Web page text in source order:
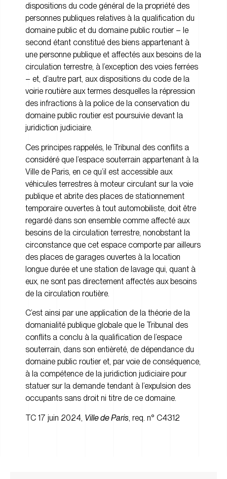
dispositions du code général de la propriété des
personnes publiques relatives à la qualification du
domaine public et du domaine public routier – le
second étant constitué des biens appartenant à
une personne publique et affectés aux besoins de la
circulation terrestre, à l’exception des voies ferrées
– et, d’autre part, aux dispositions du code de la
voirie routière aux termes desquelles la répression
des infractions à la police de la conservation du
domaine public routier est poursuivie devant la
juridiction judiciaire.
Ces principes rappelés, le Tribunal des conflits a
considéré que l’espace souterrain appartenant à la
Ville de Paris, en ce qu’il est accessible aux
véhicules terrestres à moteur circulant sur la voie
publique et abrite des places de stationnement
temporaire ouvertes à tout automobiliste, doit être
regardé dans son ensemble comme affecté aux
besoins de la circulation terrestre, nonobstant la
circonstance que cet espace comporte par ailleurs
des places de garages ouvertes à la location
longue durée et une station de lavage qui, quant à
eux, ne sont pas directement affectés aux besoins
de la circulation routière.
C’est ainsi par une application de la théorie de la
domanialité publique globale que le Tribunal des
conflits a conclu à la qualification de l’espace
souterrain, dans son entièreté, de dépendance du
domaine public routier et, par voie de conséquence,
à la compétence de la juridiction judiciaire pour
statuer sur la demande tendant à l’expulsion des
occupants sans droit ni titre de ce domaine.
TC 17 juin 2024, Ville de Paris , req. n° C4312